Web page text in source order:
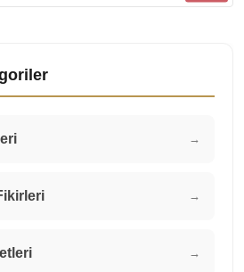
→
→
→